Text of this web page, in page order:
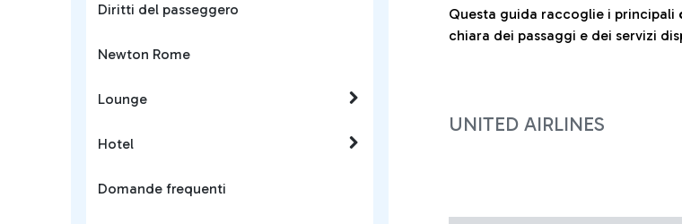
Questa guida raccoglie i principali
chiara dei passaggi e dei servizi
UNITED AIRLINES
Diritti del passeggero
Newton Rome
Lounge
Hotel
Domande frequenti